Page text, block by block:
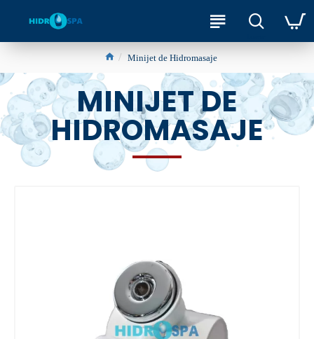
Minijet de Hidromasaje
MINIJET DE
HIDROMASAJE